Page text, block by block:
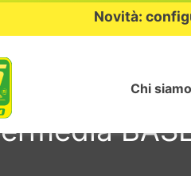
Novità:
Chi siamo